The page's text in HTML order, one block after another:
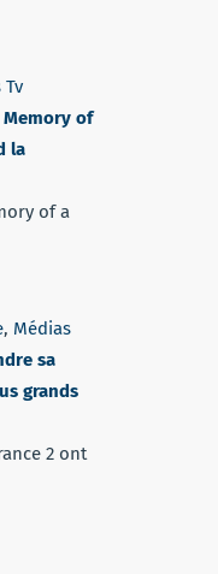
Tv
of
la
of a
, Médias
sa
grands
2 ont